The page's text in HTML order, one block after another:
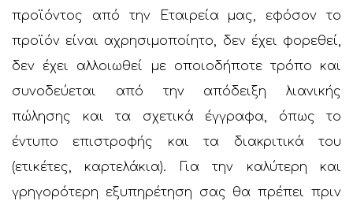
προϊόντος από την Εταιρεία μας, εφόσον το
προϊόν είναι αχρησιμοποίητο, δεν έχει φορεθεί,
δεν έχει αλλοιωθεί με οποιοδήποτε τρόπο και
συνοδεύεται από την απόδειξη λιανικής
πώλησης και τα σχετικά έγγραφα, όπως το
έντυπο επιστροφής και τα διακριτικά του
(ετικέτες, καρτελάκια). Για την καλύτερη και
γρηγορότερη εξυπηρέτηση σας θα πρέπει πριν